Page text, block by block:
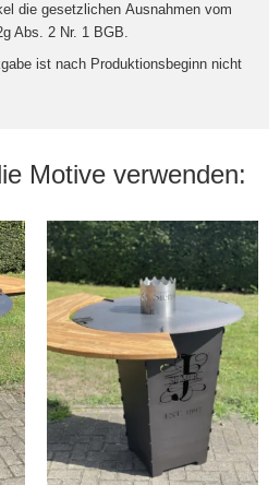
die gesetzlichen Ausnahmen vom
Abs. 2 Nr. 1 BGB.
ist nach Produktionsbeginn nicht
Motive verwenden: